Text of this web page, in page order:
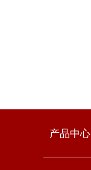
产品中心